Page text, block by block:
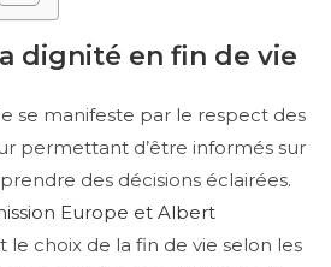
dignité en fin de vie
se manifeste par le respect des
permettant d’être informés sur
des décisions éclairées.
Europe et Albert
le choix de la fin de vie selon les